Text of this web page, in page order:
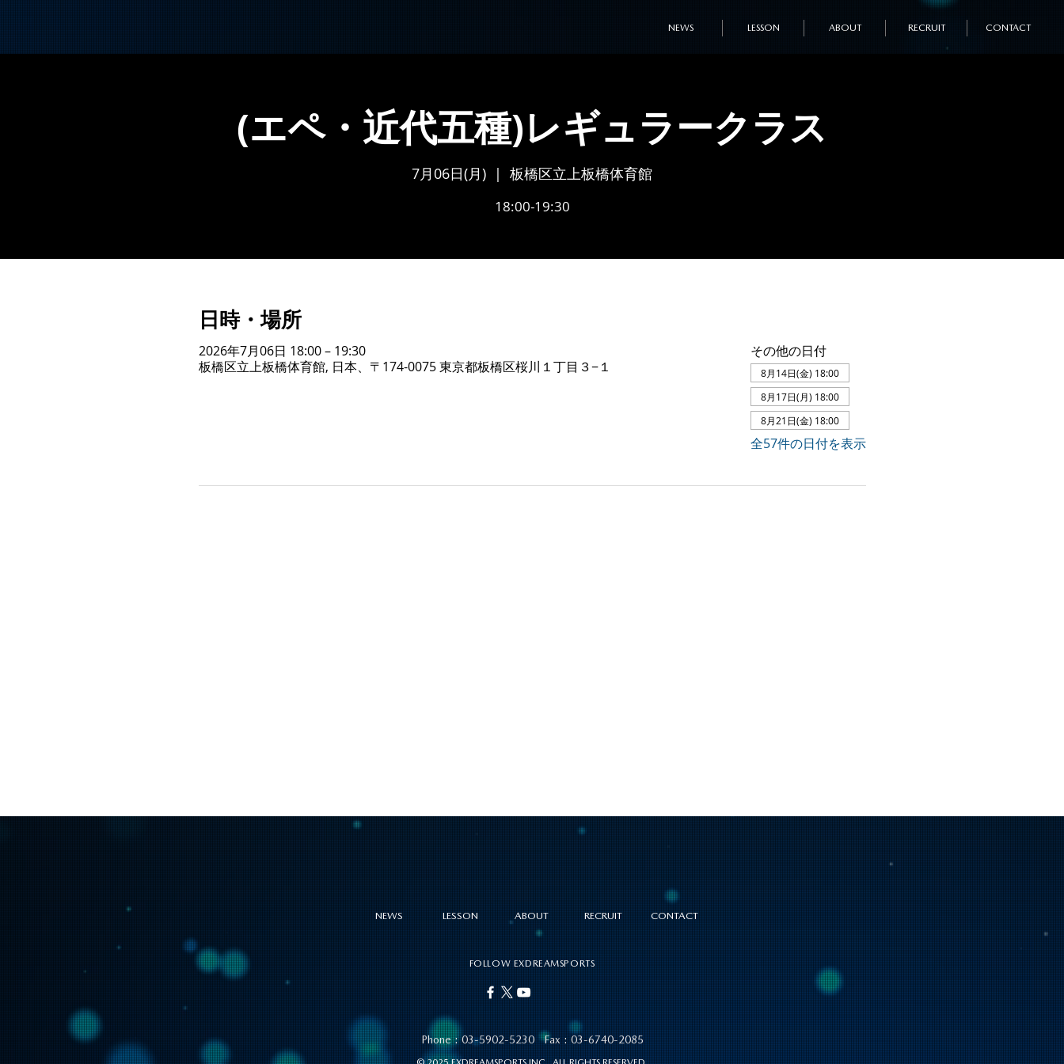
NEWS LESSON ABOUT RECRUIT CONTACT
(エペ・近代五種)レギュラークラス
7月06日(月)
  |
板橋区立上板橋体育館
18:00-19:30
日時・場所
2026年7月06日 18:00 – 19:30
板橋区立上板橋体育館, 日本、〒174-0075 東京都板橋区桜川１丁目３−１
その他の日付
8月14日(金) 18:00
8月17日(月) 18:00
8月21日(金) 18:00
全57件の日付を表示
NEWS LESSON ABOUT RECRUIT CONTACT
FOLLOW EXDREAMSPORTS
Phone :03-5902-5230Fax : 03-6740-2085